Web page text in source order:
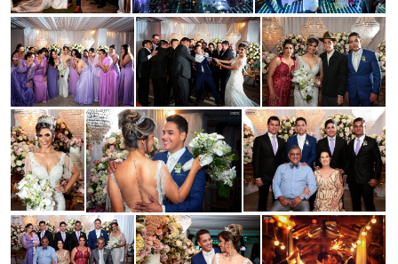
Guardar Guardar Guardar
Guardar Guardar Guardar
Guardar Guardar Guardar